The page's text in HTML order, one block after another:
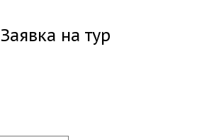
Заявка на тур